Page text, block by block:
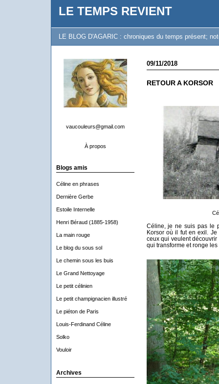
LE TEMPS REVIENT
LE BLOG D'AGARIC : chroniques du temps présent;
vaucouleurs@gmail.com
À propos
Blogs amis
Céline en phrases
Dernière Gerbe
Estoile Internelle
Henri Béraud (1885-1958)
La main rouge
Le blog du sous sol
Le chemin sous les buis
Le Grand Nettoyage
Le petit célinien
Le petit champignacien illustré
Le piéton de Paris
Louis-Ferdinand Céline
Solko
Vouloir
Archives
09/11/2018
RETOUR A KORSOR
Céline, je ne suis pas le
Korsor où il fut en exil.
ceux qui veulent
qui transforme et ronge